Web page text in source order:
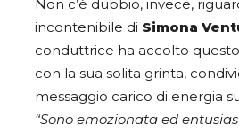
Non c’è dubbio, invece,
incontenibile di Simona
conduttrice ha accolto
con la sua solita grinta,
messaggio carico di energia
“Sono emozionata ed